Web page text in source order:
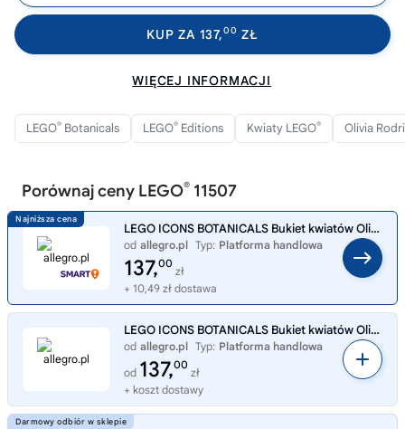
KUP ZA 137,00 ZŁ
WIĘCEJ INFORMACJI
LEGO® Botanicals LEGO® Editions Kwiaty LEGO® Olivia
Porównaj ceny LEGO® 11507
LEGO ICONS BOTANICALS Bukiet kwiatów Olivii Rodrigo 11507
od allegro.pl Typ: Platforma handlowa
137,00
zł
+ 10,49 zł dostawa
LEGO ICONS BOTANICALS Bukiet kwiatów Olivii Rodrigo 11507
od allegro.pl Typ: Platforma handlowa
od 137,00
zł
+ koszt dostawy